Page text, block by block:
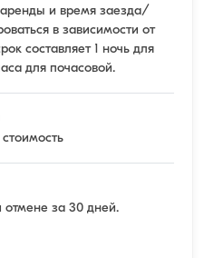
и время заезда/
в зависимости от
составляет 1 ночь для
для почасовой.
отмене за 30 дней.